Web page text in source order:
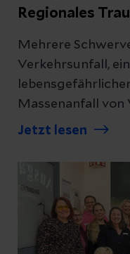
Regionales
Mehrere
Verkehrsunfall,
Massenanfall
Unwetter: In
allem das
Fachbereiche.
funktionieren,
Helios Kliniken
Jetzt lesen